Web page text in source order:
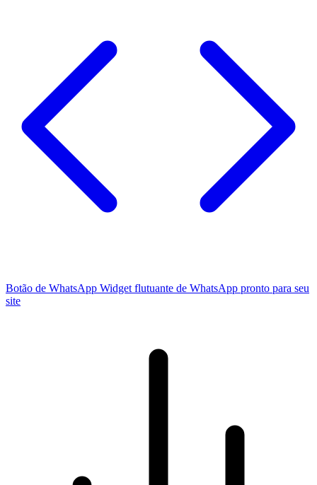
Botão de WhatsApp Widget flutuante de WhatsApp pronto para seu
site